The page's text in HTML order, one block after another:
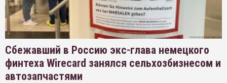
Сбежавший в Россию экс-глава немецкого
финтеха Wirecard занялся сельхозбизнесом и
автозапчастями